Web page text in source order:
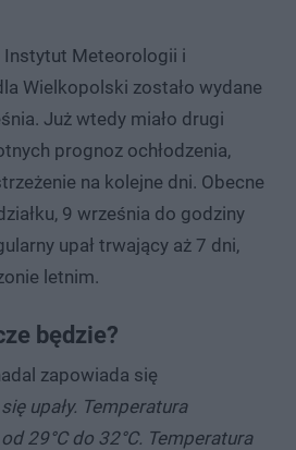
Instytut Meteorologii i
Wielkopolski zostało wydane
Już wtedy miało drugi
prognoz ochłodzenia,
na kolejne dni. Obecne
9 września do godziny
upał trwający aż 7 dni,
letnim.
będzie?
zapowiada się
upały. Temperatura
29°C do 32°C. Temperatura